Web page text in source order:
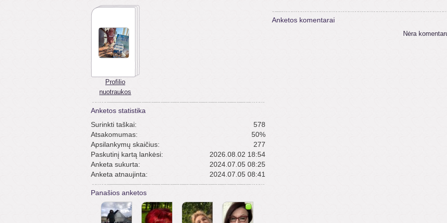
Profilio
nuotraukos
Anketos statistika
Surinkti taškai:
578
Atsakomumas:
50%
Apsilankymų skaičius:
277
Paskutinį kartą lankėsi:
2026.08.02 18:54
Anketa sukurta:
2024.07.05 08:25
Anketa atnaujinta:
2024.07.05 08:41
Panašios anketos
Anketos komentarai
Nėra